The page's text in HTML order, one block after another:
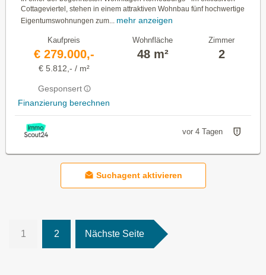
Cottageviertel, stehen in einem attraktiven Wohnbau fünf hochwertige
Eigentumswohnungen zum...
mehr anzeigen
Kaufpreis
€ 279.000,-
€ 5.812,- / m²
Gesponsert
Finanzierung berechnen
Wohnfläche
48 m²
Zimmer
2
vor 4 Tagen
Suchagent aktivieren
1 2 Nächste Seite